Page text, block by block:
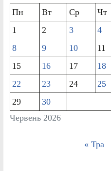
Червень 2026
Пн Вт Ср Чт
1
2 3 4
8
9 10 11
15
16 17 18
22
23 24 25
29
30
« Тра